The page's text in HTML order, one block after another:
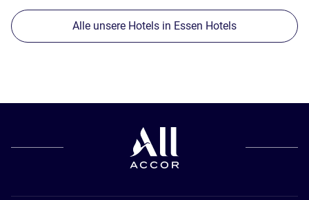
Alle unsere Hotels in Essen Hotels